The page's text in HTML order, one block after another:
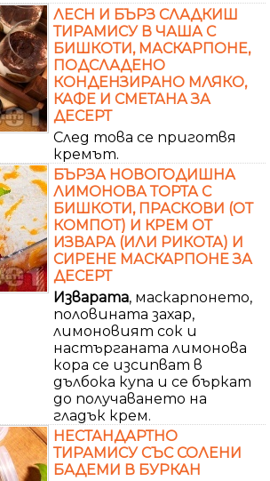
ЛЕСН И БЪРЗ СЛАДКИШ
ТИРАМИСУ В ЧАША С
БИШКОТИ, МАСКАРПОНЕ,
ПОДСЛАДЕНО
КОНДЕНЗИРАНО МЛЯКО,
КАФЕ И СМЕТАНА ЗА
ДЕСЕРТ
След това се приготвя
кремът.
БЪРЗА НОВОГОДИШНА
ЛИМОНОВА ТОРТА С
БИШКОТИ, ПРАСКОВИ (ОТ
КОМПОТ) И КРЕМ ОТ
ИЗВАРА (ИЛИ РИКОТА) И
СИРЕНЕ МАСКАРПОНЕ ЗА
ДЕСЕРТ
Изварата, маскарпонето,
половината захар,
лимоновият сок и
настърганата лимонова
кора се изсипват в
дълбока купа и се бъркат
до получаването на
гладък крем.
НЕСТАНДАРТНО
ТИРАМИСУ СЪС СОЛЕНИ
БАДЕМИ В БУРКАН